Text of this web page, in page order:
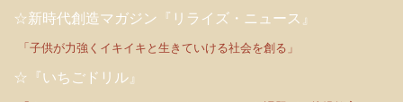
☆新時代創造マガジン『リライズ・ニュース』
「子供が力強くイキイキと生きていける社会を創る」
☆『いちごドリル』